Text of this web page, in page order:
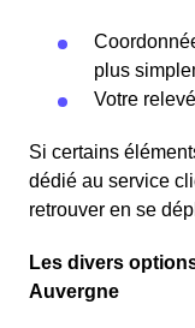
plus
Votre
Si certains
dédié au service
retrouver en se
Les divers
Auvergne